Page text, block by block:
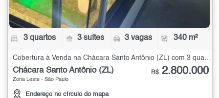
3 quartos 3 suítes 3 vagas 340 m²
Cobertura à Venda na Chácara Santo Antônio (ZL) com 3 quartos - 340 m²
Chácara Santo Antônio (ZL)
Zona Leste - São Paulo
Endereço no círculo do mapa
R$ 2.800.000